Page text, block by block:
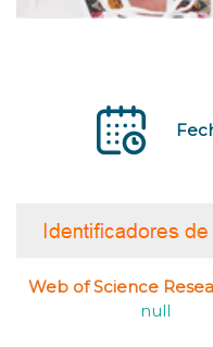
Web of Science
null